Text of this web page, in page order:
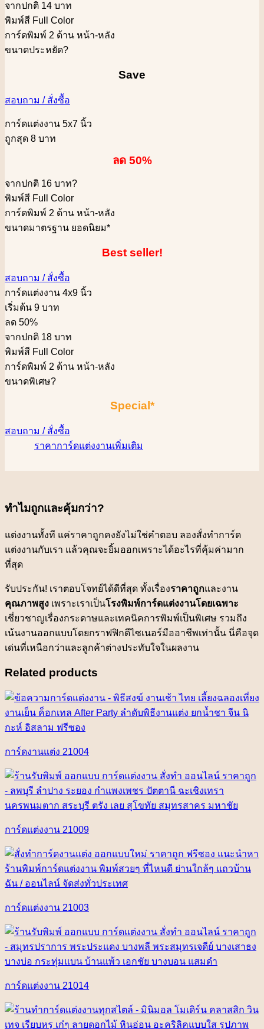
จากปกติ 14 บาท
พิมพ์สี Full Color
การ์ดพิมพ์ 2 ด้าน หน้า-หลัง
ขนาดประหยัด?
Save
สอบถาม / สั่งซื้อ
การ์ดแต่งงาน 5x7 นิ้ว
ถูกสุด 8 บาท
ลด 50%
จากปกติ 16 บาท?
พิมพ์สี Full Color
การ์ดพิมพ์ 2 ด้าน หน้า-หลัง
ขนาดมาตรฐาน ยอดนิยม*
Best seller!
สอบถาม / สั่งซื้อ
การ์ดแต่งงาน 4x9 นิ้ว
เริ่มต้น 9 บาท
ลด 50%
จากปกติ 18 บาท
พิมพ์สี Full Color
การ์ดพิมพ์ 2 ด้าน หน้า-หลัง
ขนาดพิเศษ?
Special*
สอบถาม / สั่งซื้อ
ราคาการ์ดแต่งงานเพิ่มเติม
ทำไมถูกและคุ้มกว่า?
แต่งงานทั้งที แค่ราคาถูกคงยังไม่ใช่คำตอบ ลองสั่งทำการ์ด
แต่งงานกับเรา แล้วคุณจะยิ้มออกเพราะได้อะไรที่คุ้มค่ามาก
ที่สุด
รับประกัน! เราตอบโจทย์ได้ดีที่สุด ทั้งเรื่องราคาถูกและงาน
คุณภาพสูง เพราะเราเป็นโรงพิมพ์การ์ดแต่งงานโดยเฉพาะ
เชี่ยวชาญเรื่องกระดาษและเทคนิคการพิมพ์เป็นพิเศษ รวมถึง
เน้นงานออกแบบโดยกราฟฟิกดีไซเนอร์มืออาชีพเท่านั้น นี่คือจุด
เด่นที่เหนือกว่าและลูกค้าต่างประทับใจในผลงาน
Related products
การ์ดงานแต่ง 21004
การ์ดแต่งงาน 21009
การ์ดแต่งงาน 21003
การ์ดแต่งงาน 21014